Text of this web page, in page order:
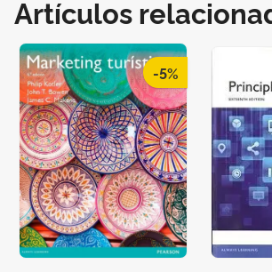
Artículos
-5%